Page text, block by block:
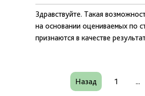
Здравствуйте. Такая
на основании оцениваемых по
признаются в качестве
Назад 1 ...